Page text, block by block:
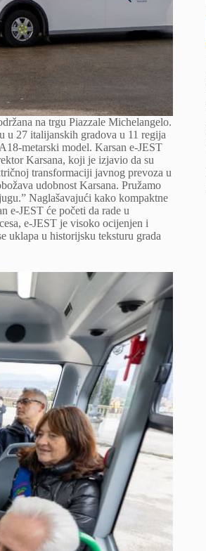
na trgu Piazzale Michelangelo.
27 italijanskih gradova u 11 regija
metarski model. Karsan e-JEST
Karsana, koji je izjavio da su
transformaciji javnog prevoza u
udobnost Karsana. Pružamo
Naglašavajući kako kompaktne
e-JEST će početi da rade u
e-JEST je visoko ocijenjen i
uklapa u historijsku teksturu grada